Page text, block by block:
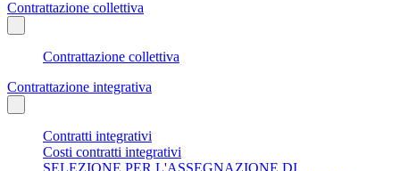
Contrattazione collettiva
Contrattazione collettiva
Contrattazione integrativa
Contratti integrativi
Costi contratti integrativi
SELEZIONE PER L'ASSEGNAZIONE DI